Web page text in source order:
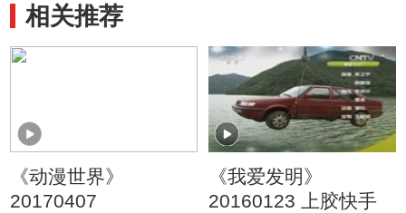
相关推荐
《动漫世界》
20170407
《我爱发明》
20160123 上胶快手